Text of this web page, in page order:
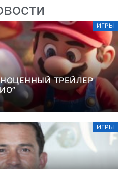
ИГРЫ
ТРЕЙЛЕР
ИГРЫ